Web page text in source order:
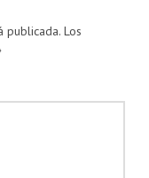
publicada. Los